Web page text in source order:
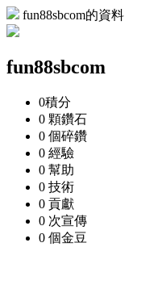
fun88sbcom的資料
fun88sbcom
0積分
0 顆鑽石
0 個碎鑽
0 經驗
0 幫助
0 技術
0 貢獻
0 次宣傳
0 個金豆